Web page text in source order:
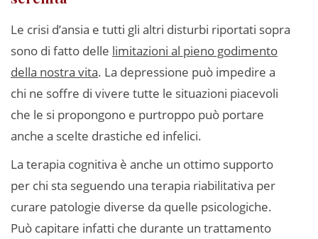
Le crisi d’ansia e tutti gli altri disturbi riportati sopra
sono di fatto delle limitazioni al pieno godimento
della nostra vita. La depressione può impedire a
chi ne soffre di vivere tutte le situazioni piacevoli
che le si propongono e purtroppo può portare
anche a scelte drastiche ed infelici.
La terapia cognitiva è anche un ottimo supporto
per chi sta seguendo una terapia riabilitativa per
curare patologie diverse da quelle psicologiche.
Può capitare infatti che durante un trattamento